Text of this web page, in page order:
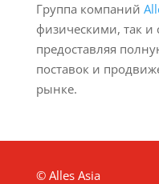
Группа компаний
физическими, так
предоставляя
поставок и
рынке.
© Alles Asia